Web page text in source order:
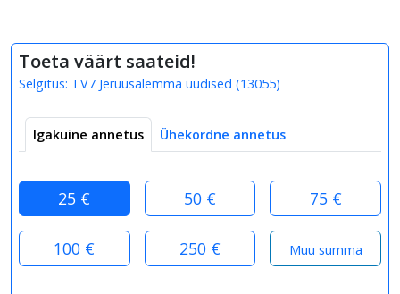
Toeta väärt saateid!
Selgitus: TV7 Jeruusalemma uudised (13055)
Igakuine annetus Ühekordne annetus
25 € 50 € 75 €
100 € 250 €